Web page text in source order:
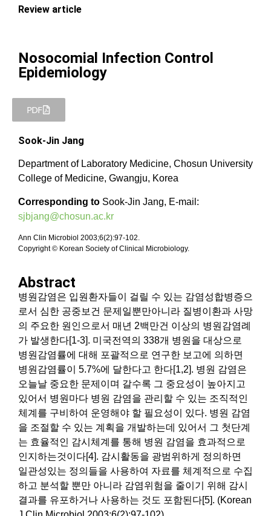
Review article
Nosocomial Infection Control
Epidemiology
PDF
Sook-Jin Jang
Department of Laboratory Medicine, Chosun University
College of Medicine, Gwangju, Korea
Corresponding to Sook-Jin Jang, E-mail:
sjbjang@chosun.ac.kr
Ann Clin Microbiol 2003;6(2):97-102.
Copyright © Korean Society of Clinical Microbiology.
Abstract
병원감염은 입원환자들이 걸릴 수 있는 감염성합병증으
로서 심한 공중보건 문제일뿐만아니라 질병이환과 사망
의 주요한 원인으로서 매년 2백만건 이상의 병원감염례
가 발생한다[1-3]. 미국전역의 338개 병원을 대상으로
병원감염률에 대해 포괄적으로 연구한 보고에 의하면
병원감염률이 5.7%에 달한다고 한다[1,2]. 병원 감염은
오늘날 중요한 문제이며 갈수록 그 중요성이 높아지고
있어서 병원마다 병원 감염을 관리할 수 있는 조직적인
체계를 구비하여 운영해야 할 필요성이 있다. 병원 감염
을 조절할 수 있는 계획을 개발하는데 있어서 그 첫단계
는 효율적인 감시체계를 통해 병원 감염을 효과적으로
인지하는것이다[4]. 감시활동을 광범위하게 정의하면
일관성있는 정의들을 사용하여 자료를 체계적으로 수집
하고 분석할 뿐만 아니라 감염위험을 줄이기 위해 감시
결과를 유포하거나 사용하는 것도 포함된다[5]. (Korean